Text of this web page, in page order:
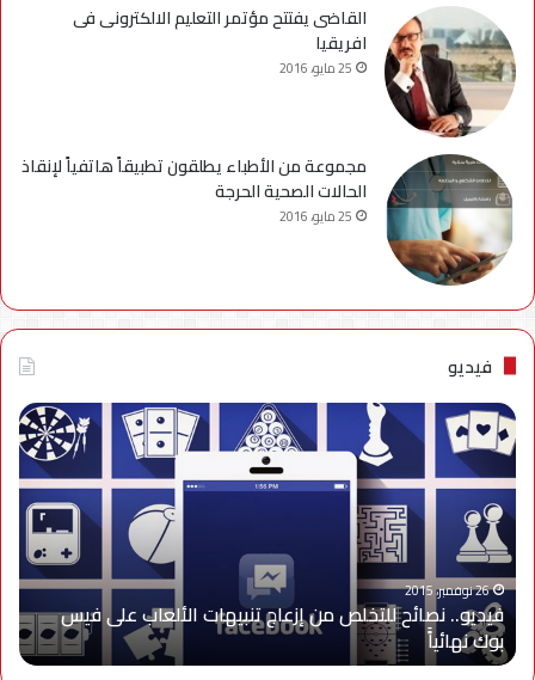
القاضى يفتتح مؤتمر التعليم الالكترونى فى
افريقيا
25 مايو، 2016
مجموعة من الأطباء يطلقون تطبيقاً هاتفياً لإنقاذ
الحالات الصحية الحرجة
25 مايو، 2016
فيديو
فيديو..
نصائح
للتخلص
من
إزعاج
تنبيهات
الألعاب
على
فيس
بوك
نهائياًَ
26 نوفمبر، 2015
فيديو.. نصائح للتخلص من إزعاج تنبيهات الألعاب على فيس
بوك نهائياًَ